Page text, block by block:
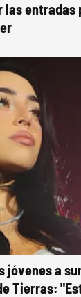
las entradas
jóvenes a
Tierras: